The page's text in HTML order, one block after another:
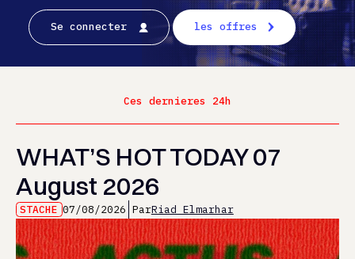
Se connecter les offres
Ces dernieres 24h
WHAT’S HOT TODAY 07
August 2026
STACHE 07/08/2026 ParRiad Elmarhar